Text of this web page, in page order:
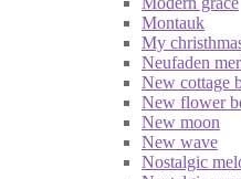
Montauk
My
Neufaden
New cottage
New flower
New moon
New wave
Nostalgic